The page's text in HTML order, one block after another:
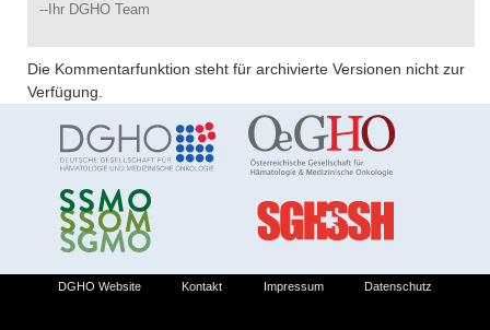
--Ihr DGHO Team
Die Kommentarfunktion steht für archivierte Versionen nicht zur
Verfügung.
DGHO Website Kontakt Impressum Datenschutz